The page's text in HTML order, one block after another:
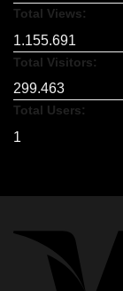
Total Views:
1.155.691
Total Visitors:
299.463
Total Users:
1